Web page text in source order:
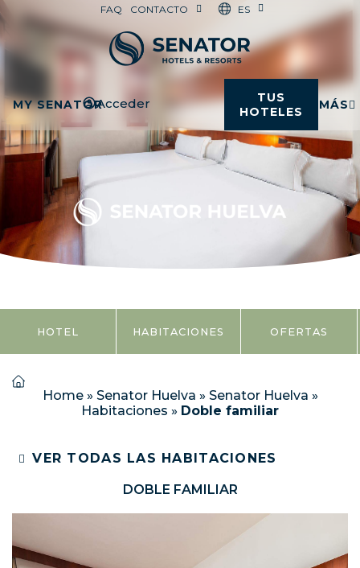
FAQ CONTACTO ES
MY SENATORAcceder
TUS
HOTELES
MÁS
HOTEL HABITACIONES OFERTAS
Home» Senator Huelva » Senator Huelva »
Habitaciones » Doble familiar
VER TODAS LAS HABITACIONES
DOBLE FAMILIAR